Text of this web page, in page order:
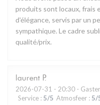
produits sont locaux, frais
d'élégance, servis par un
sympathique. Le cadre
qualité/prix.
laurent P
2026-07-31 - 20:30 -
Service : 5/5 Atmosfeer : 5/